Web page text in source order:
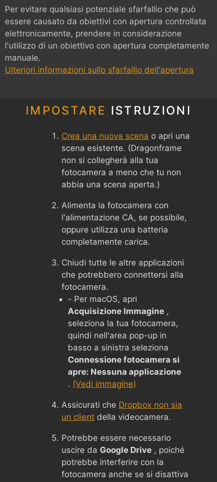
Per evitare qualsiasi potenziale sfarfallio che può
essere causato da obiettivi con apertura controllata
elettronicamente, prendere in considerazione
l'utilizzo di un obiettivo con apertura completamente
manuale.
Ulteriori informazioni sullo sfarfallio dell'apertura
IMPOSTARE ISTRUZIONI
Crea una nuova scena o apri una
scena esistente. (Dragonframe
non si collegherà alla tua
fotocamera a meno che tu non
abbia una scena aperta.)
Alimenta la fotocamera con
l'alimentazione CA, se possibile,
oppure utilizza una batteria
completamente carica.
Chiudi tutte le altre applicazioni
che potrebbero connettersi alla
fotocamera.
- Per macOS, apri
Acquisizione Immagine ,
seleziona la tua fotocamera,
quindi nell'area pop-up in
basso a sinistra seleziona
Connessione fotocamera si
apre: Nessuna applicazione
. (Vedi immagine)
Assicurati che Dropbox non sia
un client della videocamera.
Potrebbe essere necessario
uscire da Google Drive , poiché
potrebbe interferire con la
fotocamera anche se si disattiva